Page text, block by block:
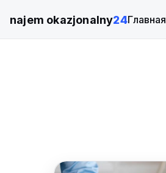
najem okazjonalny24Главная